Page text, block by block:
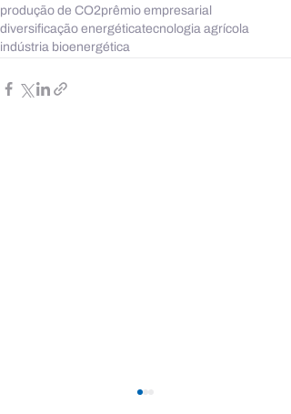
produção de CO2prêmio empresarial
diversificação energéticatecnologia agrícola
indústria bioenergética